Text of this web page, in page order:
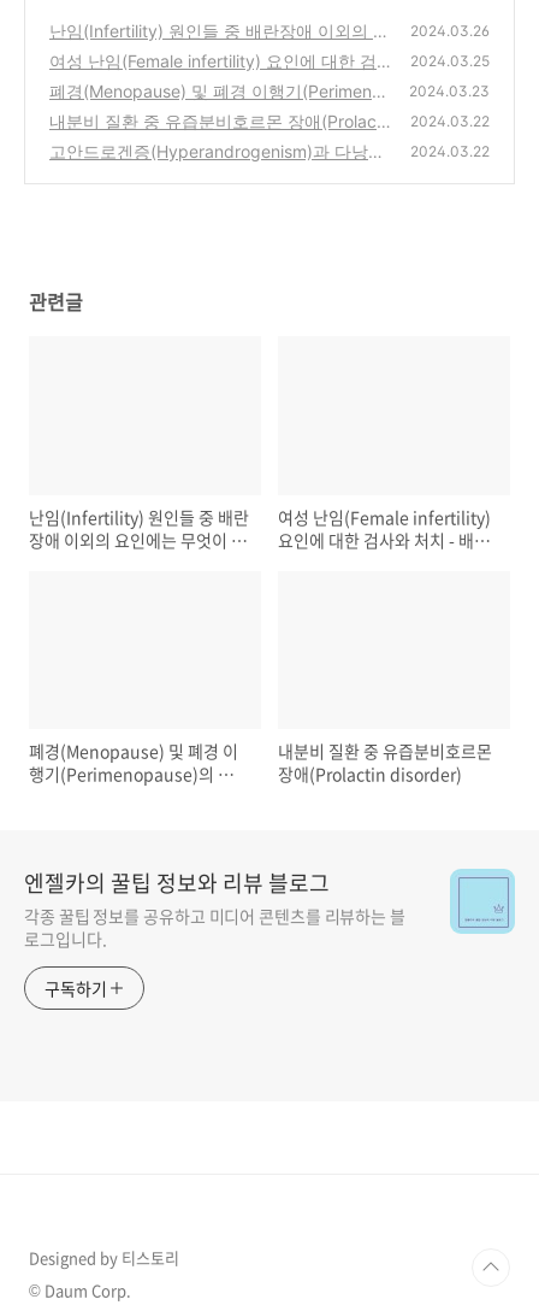
난임(Infertility) 원인들 중 배란장애 이외의 요
인에는 무엇이 있을까?
(0)
2024.03.26
여성 난임(Female infertility) 요인에 대한 검사
와 처치 - 배란 요인(Ovulatory factor)
(0)
2024.03.25
폐경(Menopause) 및 폐경 이행기(Perimenop
ause)의 정의와 임상 양상
(0)
2024.03.23
내분비 질환 중 유즙분비호르몬 장애(Prolacti
n disorder)
(0)
2024.03.22
고안드로겐증(Hyperandrogenism)과 다낭성
2024.03.22
관련글
난임(Infertility) 원인들 중 배란
장애 이외의 요인에는 무엇이 있
여성 난임(Female infertility)
요인에 대한 검사와 처치 - 배란
폐경(Menopause) 및 폐경 이
행기(Perimenopause)의 정의
내분비 질환 중 유즙분비호르몬
장애(Prolactin disorder)
엔젤카의 꿀팁 정보와 리뷰 블로그
각종 꿀팁 정보를 공유하고 미디어 콘텐츠를 리뷰하는 블
로그입니다.
구독하기
Designed by 티스토리
© Daum Corp.